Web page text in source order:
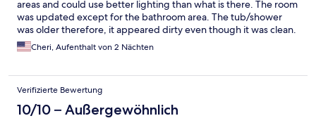
areas and could use better lighting than what is there. The room
was updated except for the bathroom area. The tub/shower
was older therefore, it appeared dirty even though it was clean.
Cheri, Aufenthalt von 2 Nächten
Verifizierte Bewertung
10/10 – Außergewöhnlich